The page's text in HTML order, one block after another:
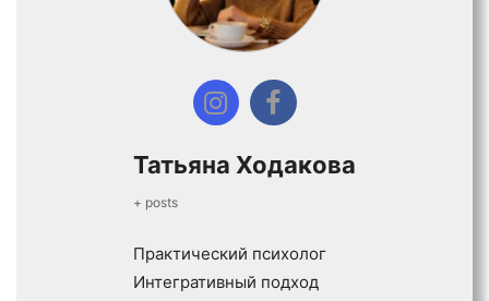
Татьяна Ходакова
+ posts
Практический психолог
Интегративный подход